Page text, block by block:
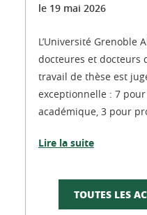
le 19 mai 2026
L’Université Grenoble
docteures et docteurs
travail de thèse est
exceptionnelle : 7 pour
académique, 3 pour
Lire la suite
TOUTES LES